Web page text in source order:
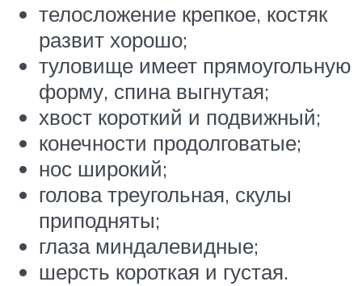
телосложение крепкое, костяк
развит хорошо;
туловище имеет прямоугольную
форму, спина выгнутая;
хвост короткий и подвижный;
конечности продолговатые;
нос широкий;
голова треугольная, скулы
приподняты;
глаза миндалевидные;
шерсть короткая и густая.